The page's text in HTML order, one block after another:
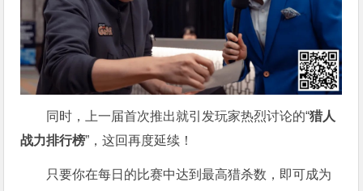
同时，上一届首次推出就引发玩家热烈讨论的“猎人
战力排行榜”，这回再度延续！
只要你在每日的比赛中达到最高猎杀数，即可成为